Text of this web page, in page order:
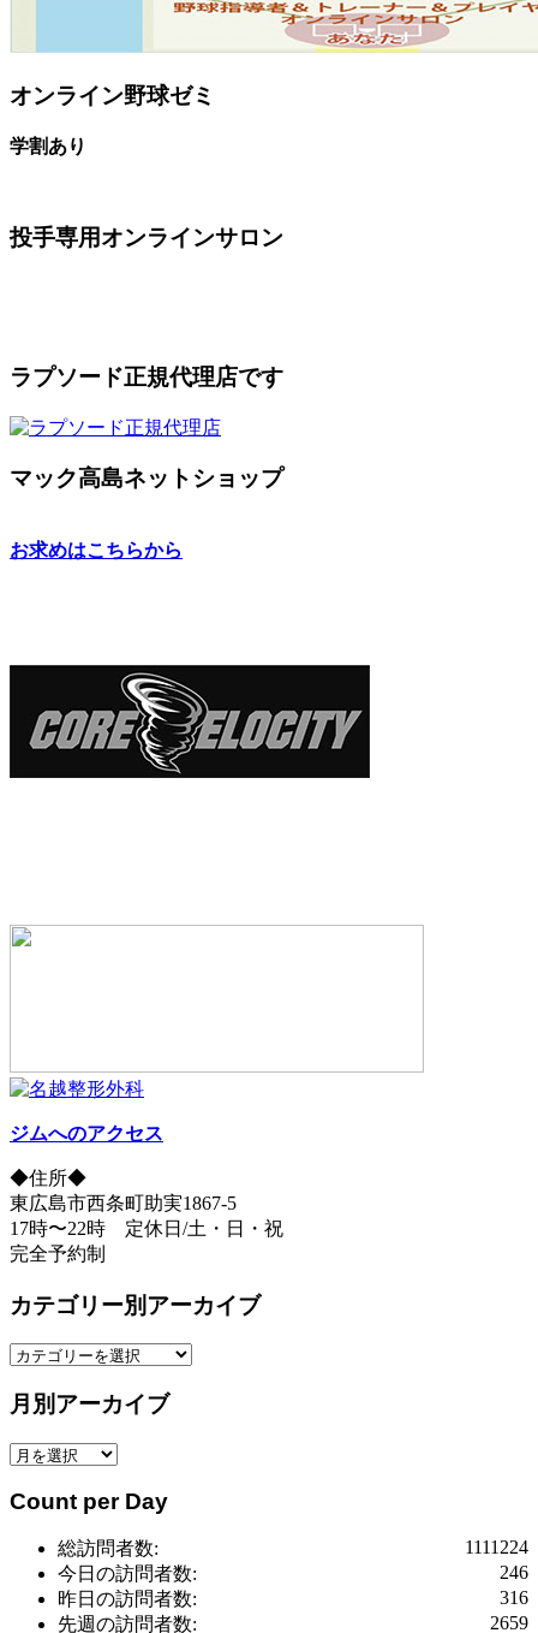
オンライン野球ゼミ
学割あり
投手専用オンラインサロン
ラプソード正規代理店です
マック高島ネットショップ
お求めはこちらから
ジムへのアクセス
◆住所◆
東広島市西条町助実1867-5
17時〜22時 定休日/土・日・祝
完全予約制
カテゴリー別アーカイブ
カ
ゴ
ー
ア
月別アーカイブ
月
ア
Count per Day
1111224
総訪問者数:
246
今日の訪問者数:
316
昨日の訪問者数:
2659
先週の訪問者数: